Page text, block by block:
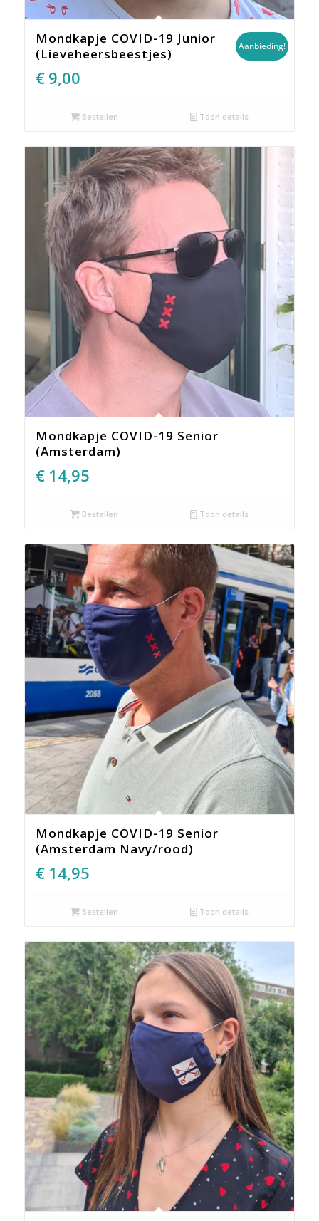
Mondkapje COVID-19 Junior
(Lieveheersbeestjes)
Oorspronkelijke
€12,95.
€ 9,00Huidige
is:
Aanbieding!
Bestellen Toon details
Mondkapje COVID-19 Senior
(Amsterdam)
€ 14,95
Bestellen Toon details
Mondkapje COVID-19 Senior
(Amsterdam Navy/rood)
€ 14,95
Bestellen Toon details